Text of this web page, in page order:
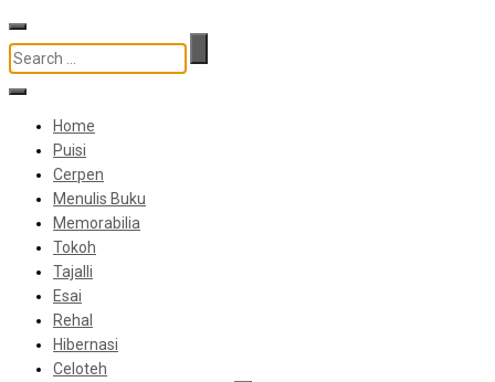
Home
Puisi
Cerpen
Menulis Buku
Memorabilia
Tokoh
Tajalli
Esai
Rehal
Hibernasi
Celoteh